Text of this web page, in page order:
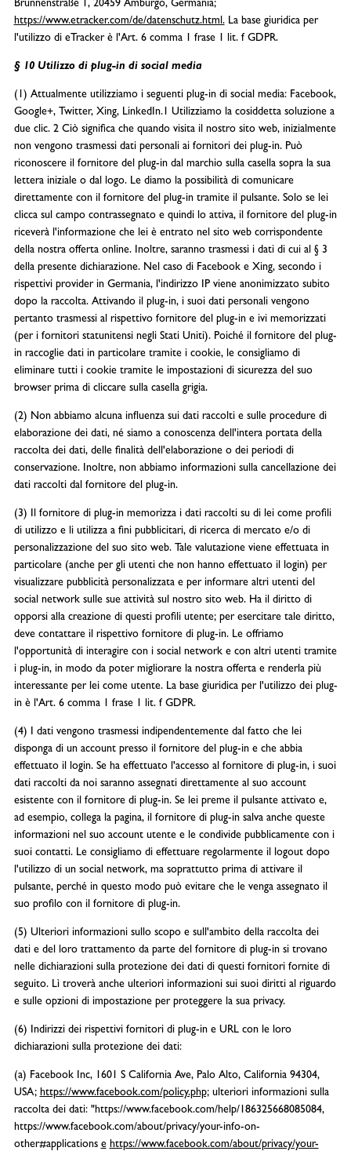
Brunnenstraße 1, 20459 Amburgo, Germania;
https://www.etracker.com/de/datenschutz.html.La base giuridica per
l'utilizzo di eTracker è l'Art. 6 comma 1 frase 1 lit. f GDPR.
§ 10 Utilizzo di plug-in di social media
(1) Attualmente utilizziamo i seguenti plug-in di social media: Facebook,
Google+, Twitter, Xing, LinkedIn.1 Utilizziamo la cosiddetta soluzione a
due clic. 2 Ciò significa che quando visita il nostro sito web, inizialmente
non vengono trasmessi dati personali ai fornitori dei plug-in. Può
riconoscere il fornitore del plug-in dal marchio sulla casella sopra la sua
lettera iniziale o dal logo. Le diamo la possibilità di comunicare
direttamente con il fornitore del plug-in tramite il pulsante. Solo se lei
clicca sul campo contrassegnato e quindi lo attiva, il fornitore del plug-in
riceverà l'informazione che lei è entrato nel sito web corrispondente
della nostra offerta online. Inoltre, saranno trasmessi i dati di cui al § 3
della presente dichiarazione. Nel caso di Facebook e Xing, secondo i
rispettivi provider in Germania, l'indirizzo IP viene anonimizzato subito
dopo la raccolta. Attivando il plug-in, i suoi dati personali vengono
pertanto trasmessi al rispettivo fornitore del plug-in e ivi memorizzati
(per i fornitori statunitensi negli Stati Uniti). Poiché il fornitore del plug-
in raccoglie dati in particolare tramite i cookie, le consigliamo di
eliminare tutti i cookie tramite le impostazioni di sicurezza del suo
browser prima di cliccare sulla casella grigia.
(2) Non abbiamo alcuna influenza sui dati raccolti e sulle procedure di
elaborazione dei dati, né siamo a conoscenza dell'intera portata della
raccolta dei dati, delle finalità dell'elaborazione o dei periodi di
conservazione. Inoltre, non abbiamo informazioni sulla cancellazione dei
dati raccolti dal fornitore del plug-in.
(3) Il fornitore di plug-in memorizza i dati raccolti su di lei come profili
di utilizzo e li utilizza a fini pubblicitari, di ricerca di mercato e/o di
personalizzazione del suo sito web. Tale valutazione viene effettuata in
particolare (anche per gli utenti che non hanno effettuato il login) per
visualizzare pubblicità personalizzata e per informare altri utenti del
social network sulle sue attività sul nostro sito web. Ha il diritto di
opporsi alla creazione di questi profili utente; per esercitare tale diritto,
deve contattare il rispettivo fornitore di plug-in. Le offriamo
l'opportunità di interagire con i social network e con altri utenti tramite
i plug-in, in modo da poter migliorare la nostra offerta e renderla più
interessante per lei come utente. La base giuridica per l'utilizzo dei plug-
in è l'Art. 6 comma 1 frase 1 lit. f GDPR.
(4) I dati vengono trasmessi indipendentemente dal fatto che lei
disponga di un account presso il fornitore del plug-in e che abbia
effettuato il login. Se ha effettuato l'accesso al fornitore di plug-in, i suoi
dati raccolti da noi saranno assegnati direttamente al suo account
esistente con il fornitore di plug-in. Se lei preme il pulsante attivato e,
ad esempio, collega la pagina, il fornitore di plug-in salva anche queste
informazioni nel suo account utente e le condivide pubblicamente con i
suoi contatti. Le consigliamo di effettuare regolarmente il logout dopo
l'utilizzo di un social network, ma soprattutto prima di attivare il
pulsante, perché in questo modo può evitare che le venga assegnato il
suo profilo con il fornitore di plug-in.
(5) Ulteriori informazioni sullo scopo e sull'ambito della raccolta dei
dati e del loro trattamento da parte del fornitore di plug-in si trovano
nelle dichiarazioni sulla protezione dei dati di questi fornitori fornite di
seguito. Lì troverà anche ulteriori informazioni sui suoi diritti al riguardo
e sulle opzioni di impostazione per proteggere la sua privacy.
(6) Indirizzi dei rispettivi fornitori di plug-in e URL con le loro
dichiarazioni sulla protezione dei dati:
(a) Facebook Inc, 1601 S California Ave, Palo Alto, California 94304,
USA; https://www.facebook.com/policy.php;ulteriori informazioni sulla
raccolta dei dati: "https://www.facebook.com/help/186325668085084,
https://www.facebook.com/about/privacy/your-info-on-
other#applications e https://www.facebook.com/about/privacy/your-